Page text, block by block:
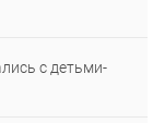
с детьми-